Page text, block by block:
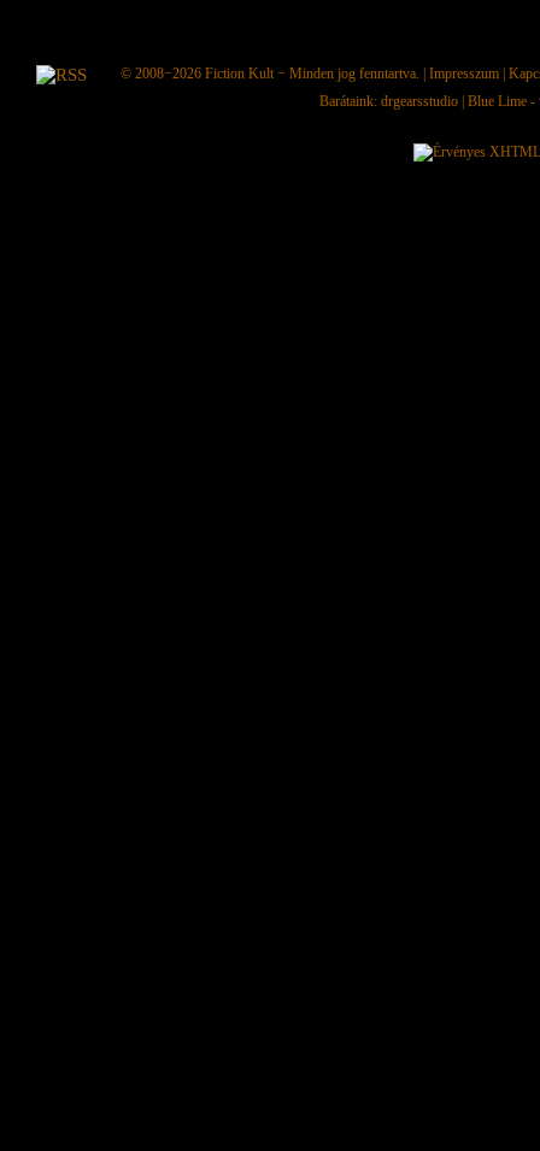
© 2008−2026 Fiction Kult − Minden jog fenntartva. | Impresszum
Barátaink: drgearsstudio Blue Lime -